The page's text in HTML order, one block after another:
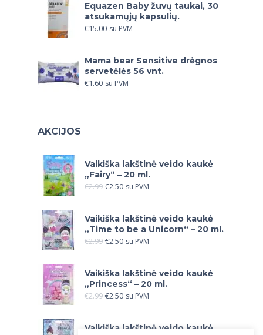
Equazen Baby žuvų taukai, 30
atsukamųjų kapsulių.
€15.00 su PVM
Mama bear Sensitive drėgnos
servetėlės 56 vnt.
€1.60 su PVM
AKCIJOS
Vaikiška lakštinė veido kaukė
„Fairy“ – 20 ml.
€2.99 €2.50 su PVM
Vaikiška lakštinė veido kaukė
„Time to be a Unicorn“ – 20 ml.
€2.99 €2.50 su PVM
Vaikiška lakštinė veido kaukė
„Princess“ – 20 ml.
€2.99 €2.50 su PVM
Vaikiška lakštinė veido kaukė